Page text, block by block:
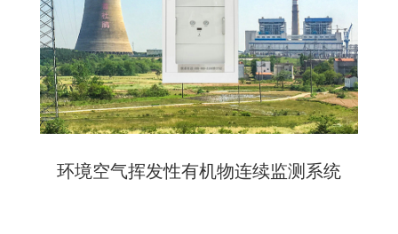
环境空气挥发性有机物连续监测系统